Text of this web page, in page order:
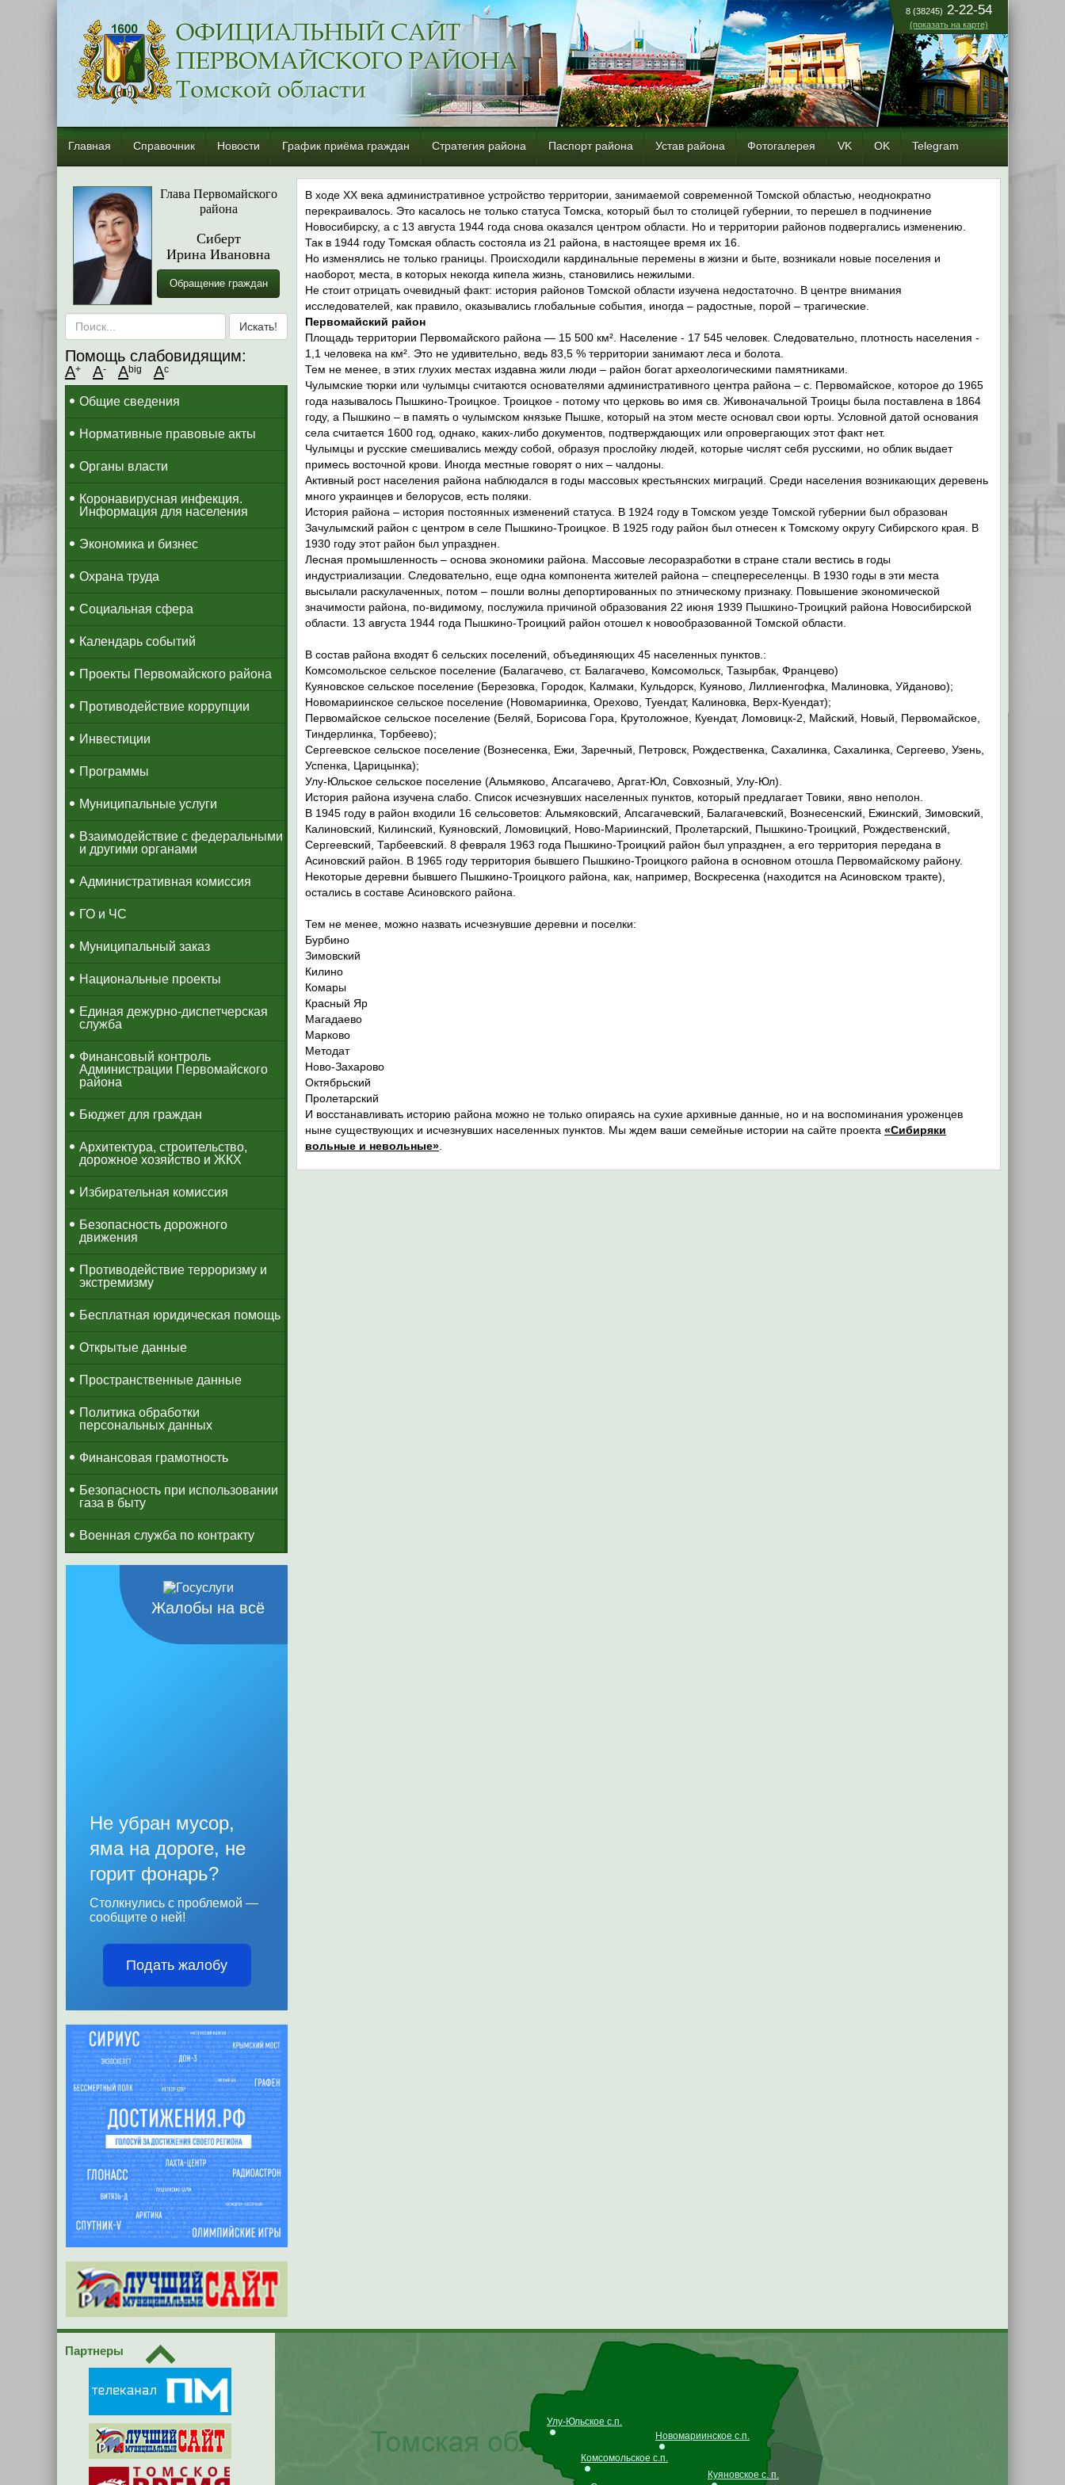
8 (38245) 2-22-54
(показать на карте)
Главная Справочник Новости График приёма граждан Стратегия района Паспорт района Устав района Фотогалерея VK OK Telegram
Глава Первомайского
района
Сиберт
Ирина Ивановна
Обращение граждан
Помощь слабовидящим:
A+ A- Abig Ac
Общие сведения
Нормативные правовые акты
Органы власти
Коронавирусная инфекция.
Информация для населения
Экономика и бизнес
Охрана труда
Социальная сфера
Календарь событий
Проекты Первомайского района
Противодействие коррупции
Инвестиции
Программы
Муниципальные услуги
Взаимодействие с федеральными
и другими органами
Административная комиссия
ГО и ЧС
Муниципальный заказ
Национальные проекты
​Единая дежурно-диспетчерская
служба
​Финансовый контроль
Администрации Первомайского
района
Бюджет для граждан
Архитектура, строительство,
дорожное хозяйство и ЖКХ
Избирательная комиссия
Безопасность дорожного
движения
Противодействие терроризму и
экстремизму
Бесплатная юридическая помощь
Открытые данные
Пространственные данные
Политика обработки
персональных данных
Финансовая грамотность
Безопасность при использовании
газа в быту
Военная служба по контракту
Жалобы на всё
Не убран мусор,
яма на дороге, не
горит фонарь?
Столкнулись с проблемой —
сообщите о ней!
Подать жалобу
В ходе XX века административное устройство территории, занимаемой современной Томской областью, неоднократно
перекраивалось. Это касалось не только статуса Томска, который был то столицей губернии, то перешел в подчинение
Новосибирску, а с 13 августа 1944 года снова оказался центром области. Но и территории районов подвергались изменению.
Так в 1944 году Томская область состояла из 21 района, в настоящее время их 16.
Но изменялись не только границы. Происходили кардинальные перемены в жизни и быте, возникали новые поселения и
наоборот, места, в которых некогда кипела жизнь, становились нежилыми.
Не стоит отрицать очевидный факт: история районов Томской области изучена недостаточно. В центре внимания
исследователей, как правило, оказывались глобальные события, иногда – радостные, порой – трагические.
Первомайский район
Площадь территории Первомайского района — 15 500 км². Население - 17 545 человек. Следовательно, плотность населения -
1,1 человека на км². Это не удивительно, ведь 83,5 % территории занимают леса и болота.
Тем не менее, в этих глухих местах издавна жили люди – район богат археологическими памятниками.
Чулымские тюрки или чулымцы считаются основателями административного центра района – с. Первомайское, которое до 1965
года называлось Пышкино-Троицкое. Троицкое - потому что церковь во имя св. Живоначальной Троицы была поставлена в 1864
году, а Пышкино – в память о чулымском князьке Пышке, который на этом месте основал свои юрты. Условной датой основания
села считается 1600 год, однако, каких-либо документов, подтверждающих или опровергающих этот факт нет.
Чулымцы и русские смешивались между собой, образуя прослойку людей, которые числят себя русскими, но облик выдает
примесь восточной крови. Иногда местные говорят о них – чалдоны.
Активный рост населения района наблюдался в годы массовых крестьянских миграций. Среди населения возникающих деревень
много украинцев и белорусов, есть поляки.
История района – история постоянных изменений статуса. В 1924 году в Томском уезде Томской губернии был образован
Зачулымский район с центром в селе Пышкино-Троицкое. В 1925 году район был отнесен к Томскому округу Сибирского края. В
1930 году этот район был упразднен.
Лесная промышленность – основа экономики района. Массовые лесоразработки в стране стали вестись в годы
индустриализации. Следовательно, еще одна компонента жителей района – спецпереселенцы. В 1930 годы в эти места
высылали раскулаченных, потом – пошли волны депортированных по этническому признаку. Повышение экономической
значимости района, по-видимому, послужила причиной образования 22 июня 1939 Пышкино-Троицкий района Новосибирской
области. 13 августа 1944 года Пышкино-Троицкий район отошел к новообразованной Томской области.
В состав района входят 6 сельских поселений, объединяющих 45 населенных пунктов.:
Комсомольское сельское поселение (Балагачево, ст. Балагачево, Комсомольск, Тазырбак, Францево)
Куяновское сельское поселение (Березовка, Городок, Калмаки, Кульдорск, Куяново, Лиллиенгофка, Малиновка, Уйданово);
Новомариинское сельское поселение (Новомариинка, Орехово, Туендат, Калиновка, Верх-Куендат);
Первомайское сельское поселение (Беляй, Борисова Гора, Крутоложное, Куендат, Ломовицк-2, Майский, Новый, Первомайское,
Тиндерлинка, Торбеево);
Сергеевское сельское поселение (Вознесенка, Ежи, Заречный, Петровск, Рождественка, Сахалинка, Сахалинка, Сергеево, Узень,
Успенка, Царицынка);
Улу-Юльское сельское поселение (Альмяково, Апсагачево, Аргат-Юл, Совхозный, Улу-Юл).
История района изучена слабо. Список исчезнувших населенных пунктов, который предлагает Товики, явно неполон.
В 1945 году в район входили 16 сельсоветов: Альмяковский, Апсагачевский, Балагачевский, Вознесенский, Ежинский, Зимовский,
Калиновский, Килинский, Куяновский, Ломовицкий, Ново-Мариинский, Пролетарский, Пышкино-Троицкий, Рождественский,
Сергеевский, Тарбеевский. 8 февраля 1963 года Пышкино-Троицкий район был упразднен, а его территория передана в
Асиновский район. В 1965 году территория бывшего Пышкино-Троицкого района в основном отошла Первомайскому району.
Некоторые деревни бывшего Пышкино-Троицкого района, как, например, Воскресенка (находится на Асиновском тракте),
остались в составе Асиновского района.
Тем не менее, можно назвать исчезнувшие деревни и поселки:
Бурбино
Зимовский
Килино
Комары
Красный Яр
Магадаево
Марково
Методат
Ново-Захарово
Октябрьский
Пролетарский
И восстанавливать историю района можно не только опираясь на сухие архивные данные, но и на воспоминания уроженцев
ныне существующих и исчезнувших населенных пунктов. Мы ждем ваши семейные истории на сайте проекта «Сибиряки
вольные и невольные»
Партнеры
Улу-Юльское с.п.
Новомариинское с.п.
Комсомольское с.п.
Куяновское с. п.